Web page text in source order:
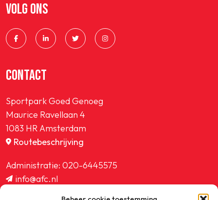
VOLG ONS
CONTACT
Sportpark Goed Genoeg
Maurice Ravellaan 4
1083 HR Amsterdam
Routebeschrijving
Administratie: 020-6445575
info@afc.nl